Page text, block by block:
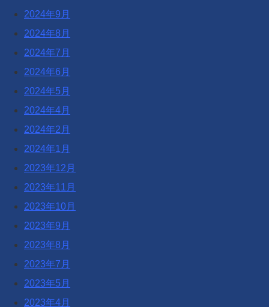
2024年9月
2024年8月
2024年7月
2024年6月
2024年5月
2024年4月
2024年2月
2024年1月
2023年12月
2023年11月
2023年10月
2023年9月
2023年8月
2023年7月
2023年5月
2023年4月